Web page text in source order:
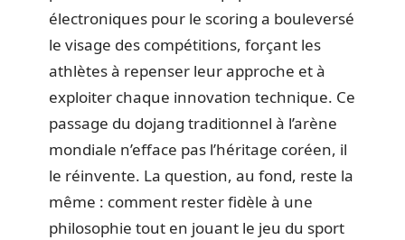
électroniques pour le scoring a bouleversé
le visage des compétitions, forçant les
athlètes à repenser leur approche et à
exploiter chaque innovation technique. Ce
passage du dojang traditionnel à l’arène
mondiale n’efface pas l’héritage coréen, il
le réinvente. La question, au fond, reste la
même : comment rester fidèle à une
philosophie tout en jouant le jeu du sport